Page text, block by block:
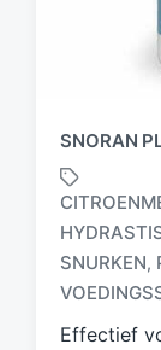
SNORAN
e
t
a
SNURKEN,
Effectief